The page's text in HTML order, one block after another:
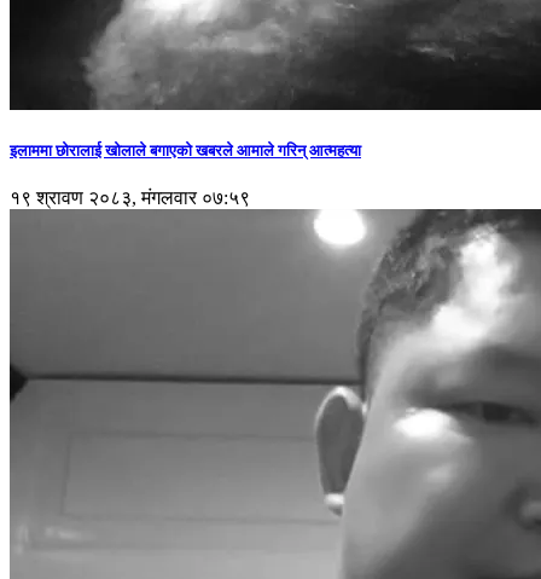
इलाममा छोरालाई खोलाले बगाएकाे खबरले आमाले गरिन् आत्महत्या
१९ श्रावण २०८३, मंगलवार ०७:५९